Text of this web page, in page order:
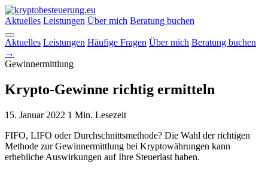
Aktuelles Leistungen Über mich Beratung buchen
Aktuelles Leistungen Häufige Fragen Über mich Beratung buchen
→
Gewinnermittlung
Krypto-Gewinne richtig ermitteln
15. Januar 2022 1 Min. Lesezeit
FIFO, LIFO oder Durchschnittsmethode? Die Wahl der richtigen
Methode zur Gewinnermittlung bei Kryptowährungen kann
erhebliche Auswirkungen auf Ihre Steuerlast haben.